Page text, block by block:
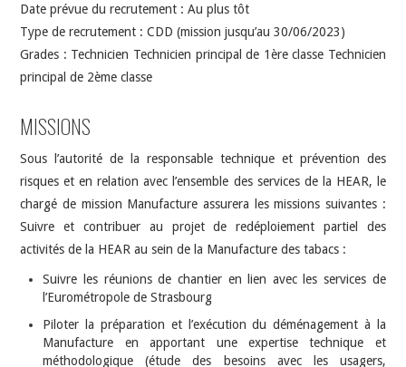
Date prévue du recrutement : Au plus tôt
Type de recrutement : CDD (mission jusqu’au 30/06/2023)
Grades : Technicien Technicien principal de 1ère classe Technicien
principal de 2ème classe
MISSIONS
Sous l’autorité de la responsable technique et prévention des
risques et en relation avec l’ensemble des services de la HEAR, le
chargé de mission Manufacture assurera les missions suivantes :
Suivre et contribuer au projet de redéploiement partiel des
activités de la HEAR au sein de la Manufacture des tabacs :
Suivre les réunions de chantier en lien avec les services de
l’Eurométropole de Strasbourg
Piloter la préparation et l’exécution du déménagement à la
Manufacture en apportant une expertise technique et
méthodologique (étude des besoins avec les usagers,